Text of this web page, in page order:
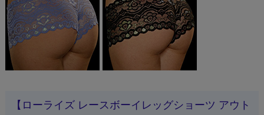
【ローライズ レースボーイレッグショーツ アウト